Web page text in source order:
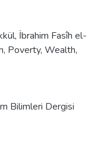
, İbrahim Fasîh el-
, Poverty, Wealth,
Bilimleri Dergisi